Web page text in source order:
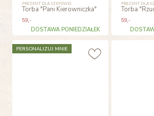
PREZENT DLA SZEFOWEJ
Torba "Pani Kierowniczka"
59,-
DOSTAWA PONIEDZIAŁEK
PREZENT DLA
Torba
59 ,-
PERSONALIZUJ MNIE